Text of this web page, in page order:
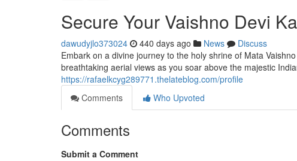
Secure Your Vaishno Devi
dawudyjlo373024 440 days ago News
Discuss
Embark on a divine journey to the holy shrine of Mata
breathtaking aerial views as you soar above the majestic
https://rafaelkcyg289771.thelateblog.com/profile
Comments
Who Upvoted
Comments
Submit a Comment